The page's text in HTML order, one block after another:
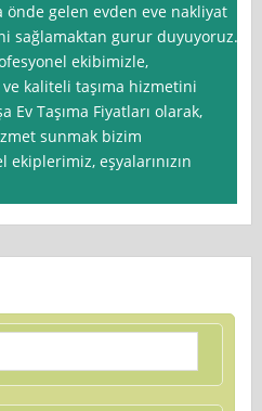
önde gelen evden eve nakliyat
sağlamaktan gurur duyuyoruz.
ekibimizle,
kaliteli taşıma hizmetini
Ev Taşıma Fiyatları olarak,
sunmak bizim
eşyalarınızın